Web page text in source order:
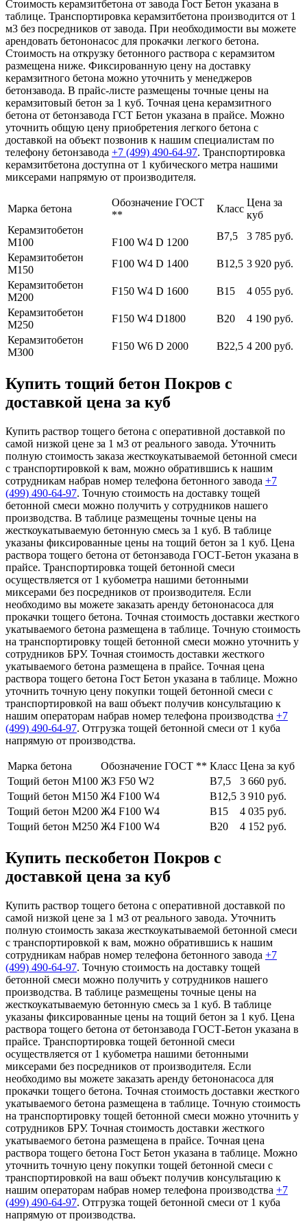
Стоимость керамзитбетона от завода Гост Бетон указана в
таблице. Транспортировка керамзитбетона производится от 1
м3 без посредников от завода. При необходимости вы можете
арендовать бетононасос для прокачки легкого бетона.
Стоимость на открузку бетонного раствора с керамзитом
размещена ниже. Фиксированную цену на доставку
керамзитного бетона можно уточнить у менеджеров
бетонзавода. В прайс-листе размещены точные цены на
керамзитовый бетон за 1 куб. Точная цена керамзитного
бетона от бетонзавода ГСТ Бетон указана в прайсе. Можно
уточнить общую цену приобретения легкого бетона с
доставкой на объект позвонив к нашим специалистам по
телефону бетонзавода +7 (499) 490-64-97. Транспортировка
керамзитбетона доступна от 1 кубического метра нашими
миксерами напрямую от производителя.
Марка бетона
Обозначение ГОСТ
**
Класс
Цена за
куб
Керамзитобетон
М100
F100 W4 D 1200
В7,5
3 785 руб.
Керамзитобетон
М150
F100 W4 D 1400 В12,5 3 920 руб.
Керамзитобетон
М200
F150 W4 D 1600 В15
4 055 руб.
Керамзитобетон
М250
F150 W4 D1800 В20
4 190 руб.
Керамзитобетон
М300
F150 W6 D 2000 В22,5 4 200 руб.
Купить тощий бетон Покров с
доставкой цена за куб
Купить раствор тощего бетона с оперативной доставкой по
самой низкой цене за 1 м3 от реального завода. Уточнить
полную стоимость заказа жесткоукатываемой бетонной смеси
с транспортировкой к вам, можно обратившись к нашим
сотрудникам набрав номер телефона бетонного завода +7
(499) 490-64-97. Точную стоимость на доставку тощей
бетонной смеси можно получить у сотрудников нашего
производства. В таблице размещены точные цены на
жесткоукатываемую бетонную смесь за 1 куб. В таблице
указаны фиксированные цены на тощий бетон за 1 куб. Цена
раствора тощего бетона от бетонзавода ГОСТ-Бетон указана в
прайсе. Транспортировка тощей бетонной смеси
осуществляется от 1 кубометра нашими бетонными
миксерами без посредников от производителя. Если
необходимо вы можете заказать аренду бетононасоса для
прокачки тощего бетона. Точная стоимость доставки жесткого
укатываемого бетона размещена в таблице. Точную стоимость
на транспортировку тощей бетонной смеси можно уточнить у
сотрудников БРУ. Точная стоимость доставки жесткого
укатываемого бетона размещена в прайсе. Точная цена
раствора тощего бетона Гост Бетон указана в таблице. Можно
уточнить точную цену покупки тощей бетонной смеси с
транспортировкой на ваш объект получив консультацию к
нашим операторам набрав номер телефона производства +7
(499) 490-64-97. Отгрузка тощей бетонной смеси от 1 куба
напрямую от производства.
Марка бетона Обозначение ГОСТ ** Класс Цена за куб
Тощий бетон М100 Ж3 F50 W2 В7,5
3 660 руб.
Тощий бетон М150 Ж4 F100 W4 В12,5 3 910 руб.
Тощий бетон М200 Ж4 F100 W4 В15
4 035 руб.
Тощий бетон М250 Ж4 F100 W4 В20 4 152 руб.
Купить пескобетон Покров с
доставкой цена за куб
Купить раствор тощего бетона с оперативной доставкой по
самой низкой цене за 1 м3 от реального завода. Уточнить
полную стоимость заказа жесткоукатываемой бетонной смеси
с транспортировкой к вам, можно обратившись к нашим
сотрудникам набрав номер телефона бетонного завода +7
(499) 490-64-97. Точную стоимость на доставку тощей
бетонной смеси можно получить у сотрудников нашего
производства. В таблице размещены точные цены на
жесткоукатываемую бетонную смесь за 1 куб. В таблице
указаны фиксированные цены на тощий бетон за 1 куб. Цена
раствора тощего бетона от бетонзавода ГОСТ-Бетон указана в
прайсе. Транспортировка тощей бетонной смеси
осуществляется от 1 кубометра нашими бетонными
миксерами без посредников от производителя. Если
необходимо вы можете заказать аренду бетононасоса для
прокачки тощего бетона. Точная стоимость доставки жесткого
укатываемого бетона размещена в таблице. Точную стоимость
на транспортировку тощей бетонной смеси можно уточнить у
сотрудников БРУ. Точная стоимость доставки жесткого
укатываемого бетона размещена в прайсе. Точная цена
раствора тощего бетона Гост Бетон указана в таблице. Можно
уточнить точную цену покупки тощей бетонной смеси с
транспортировкой на ваш объект получив консультацию к
нашим операторам набрав номер телефона производства +7
(499) 490-64-97. Отгрузка тощей бетонной смеси от 1 куба
напрямую от производства.